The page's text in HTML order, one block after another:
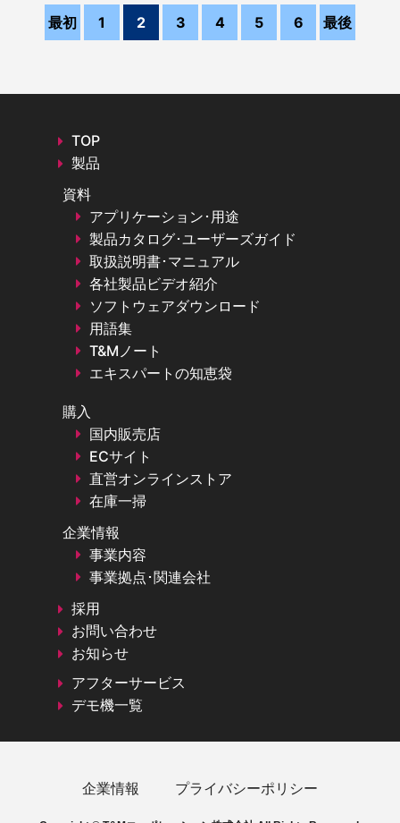
最初 1 2 3 4 5 6 最後
TOP
製品
資料
アプリケーション･用途
製品カタログ･ユーザーズガイド
取扱説明書･マニュアル
各社製品ビデオ紹介
ソフトウェアダウンロード
用語集
T&Mノート
エキスパートの知恵袋
購入
国内販売店
ECサイト
直営オンラインストア
在庫一掃
企業情報
事業内容
事業拠点･関連会社
採用
お問い合わせ
お知らせ
アフターサービス
デモ機一覧
企業情報 プライバシーポリシー